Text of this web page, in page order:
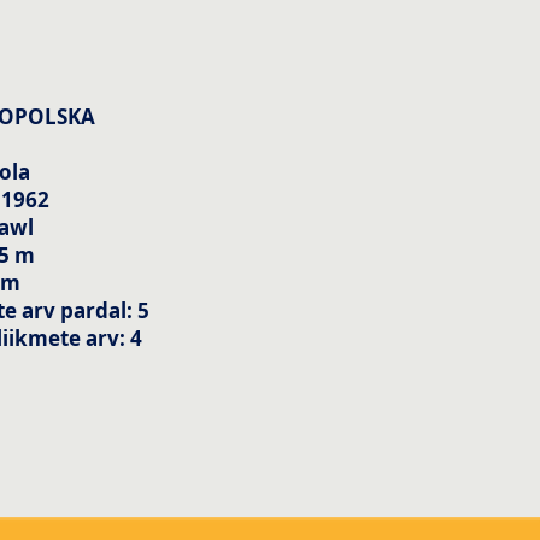
m
arv pardal: 5
arv: 4